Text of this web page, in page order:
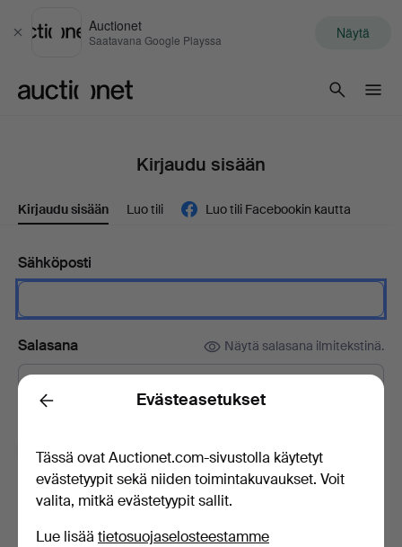
Sulje
Auctionet
Saatavana Google Playssa Näytä
Kirjaudu sisään
Kirjaudu sisään Luo tili Luo tili Facebookin kautta
Sähköposti
Salasana Näytä salasana ilmitekstinä.
Oletko unohtanut salasanasi?
Muista minut
Kirjaudu sisään
Back Evästeasetukset
Tässä ovat Auctionet.com-sivustolla käytetyt
evästetyypit sekä niiden toimintakuvaukset. Voit
valita, mitkä evästetyypit sallit.
Lue lisää tietosuojaselosteestamme